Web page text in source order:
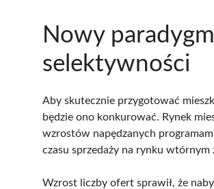
Nowy
selektywności
Aby skutecznie przygotować
będzie ono konkurować. Rynek
wzrostów napędzanych
czasu sprzedaży na rynku wtórnym
Wzrost liczby ofert sprawił, że